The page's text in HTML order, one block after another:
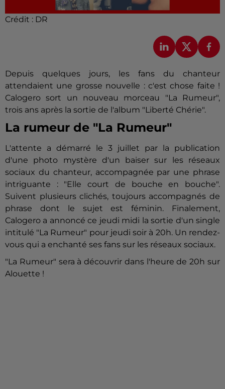
Crédit : DR
Depuis quelques jours, les fans du chanteur
attendaient une grosse nouvelle : c'est chose faite !
Calogero sort un nouveau morceau "La Rumeur",
trois ans après la sortie de l'album "Liberté Chérie".
La rumeur de "La Rumeur"
L'attente a démarré le 3 juillet par la publication
d'une photo mystère d'un baiser sur les réseaux
sociaux du chanteur, accompagnée par une phrase
intriguante : "Elle court de bouche en bouche".
Suivent plusieurs clichés, toujours accompagnés de
phrase dont le sujet est féminin. Finalement,
Calogero a annoncé ce jeudi midi la sortie d'un single
intitulé "La Rumeur" pour jeudi soir à 20h. Un rendez-
vous qui a enchanté ses fans sur les réseaux sociaux.
"La Rumeur" sera à découvrir dans l'heure de 20h sur
Alouette !